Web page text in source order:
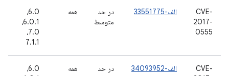
CVE-
2017-
0555
الف-33551775
در حد
متوسط
همه
6.0،
6.0.1،
7.0،
7.1.1
CVE-
الف-34093952
در حد
همه
6.0،